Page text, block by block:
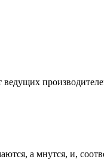
а мнутся, и,